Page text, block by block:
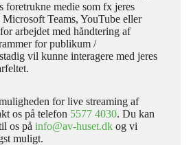
foretrukne medie som fx jeres
Teams, YouTube eller
arbejdet med håndtering af
for publikum /
vil kunne interagere med jeres
for live streaming af
os på telefon 5577 4030. Du kan
os på info@av-huset.dk og vi
muligt.